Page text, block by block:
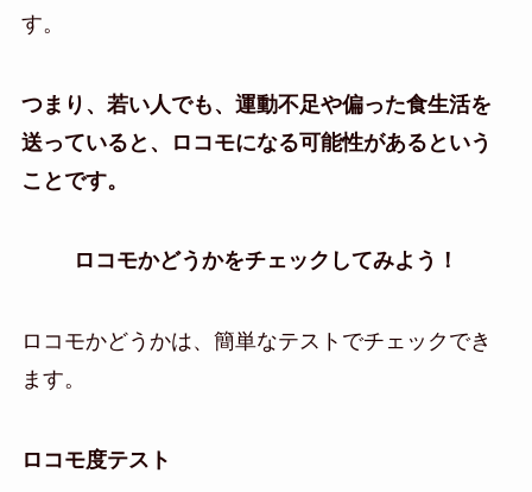
す。
つまり、若い人でも、運動不足や偏った食生活を
送っていると、ロコモになる可能性があるという
ことです。
ロコモかどうかをチェックしてみよう！
ロコモかどうかは、簡単なテストでチェックでき
ます。
ロコモ度テスト